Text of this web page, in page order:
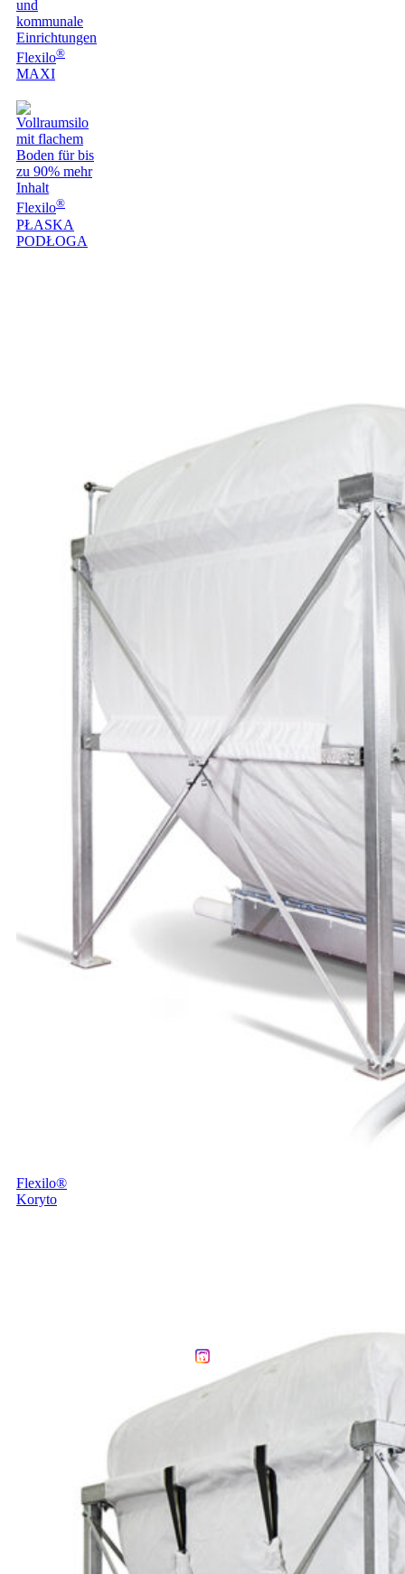
Flexilo®
MAXI
Flexilo®
PŁASKA
PODŁOGA
Flexilo®
Koryto